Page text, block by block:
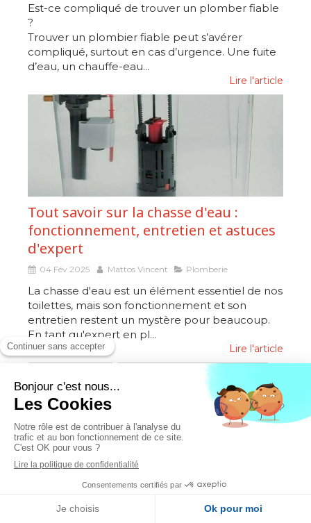
Appeler Témoignages
Est-ce compliqué de trouver un plomber fiable
?
Trouver un plombier fiable peut s’avérer
compliqué, surtout en cas d’urgence. Une fuite
d’eau, un chauffe-eau...
Lire l'article
Tout savoir sur la chasse d'eau :
fonctionnement, entretien et astuces
d'expert
04 Fév 2025 Mattos Vincent Plomberie
La chasse d'eau est un élément essentiel de nos
toilettes, mais son fonctionnement et son
entretien restent un mystère pour beaucoup.
En tant qu'expert en pl...
Lire l'article
entretien plombier
Catégories
Urgence et dépannage (5)
Rénovation de salle de bain